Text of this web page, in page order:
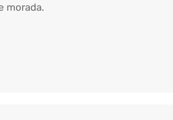
morada.